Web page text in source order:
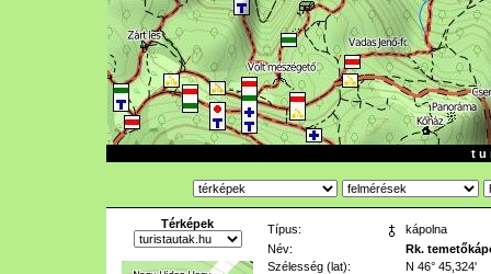
t u
Térképek Típus:
kápolna
Név:
Rk.
Szélesség (lat):
N 46° 45,324'